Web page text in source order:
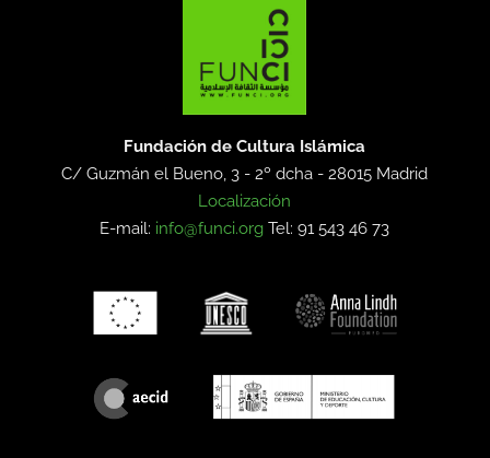
Fundación de Cultura Islámica
C/ Guzmán el Bueno, 3 - 2º dcha -28015 Madrid
Localización
E-mail: info@funci.org Tel: 91 543 46 73